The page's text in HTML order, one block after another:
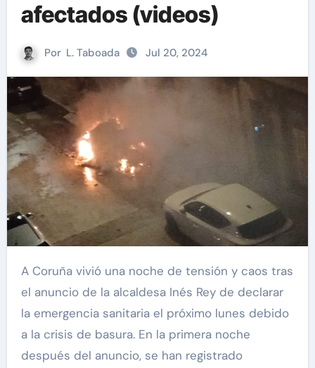
afectados (videos)
Por L. Taboada Jul 20, 2024
A Coruña vivió una noche de tensión y caos tras
el anuncio de la alcaldesa Inés Rey de declarar
la emergencia sanitaria el próximo lunes debido
a la crisis de basura. En la primera noche
después del anuncio, se han registrado